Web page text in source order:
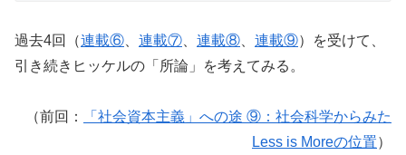
過去4回（連載⑥ 連載⑦ 連載⑧ 連載⑨）を受けて、
引き続きヒッケルの「所論」を考えてみる。
（前回：
「社会資本主義」への途 ⑨：社会科学からみた
Less is Moreの位置）